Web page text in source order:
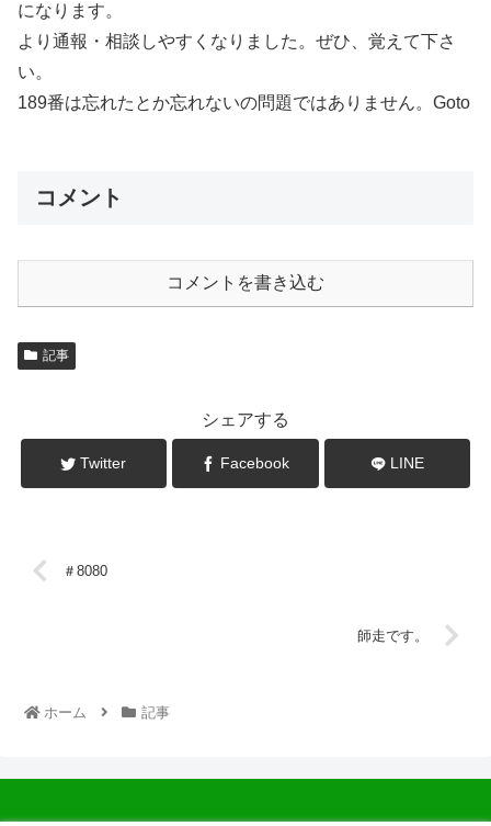
になります。
より通報・相談しやすくなりました。ぜひ、覚えて下さ
い。
189番は忘れたとか忘れないの問題ではありません。Goto
コメント
コメントを書き込む
記事
シェアする
Twitter Facebook LINE
＃8080
師走です。
ホーム 記事